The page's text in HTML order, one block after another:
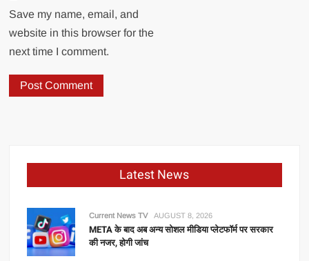
Save my name, email, and
website in this browser for the
next time I comment.
Latest News
Current News TV AUGUST 8, 2026
META के बाद अब अन्य सोशल मीडिया प्लेटफॉर्म पर सरकार
की नजर, होगी जांच